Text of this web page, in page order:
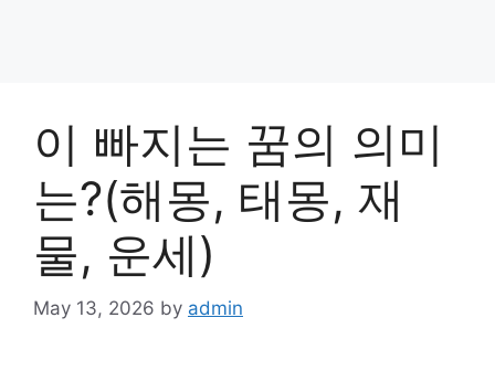
이 빠지는 꿈의 의미
는?(해몽, 태몽, 재
물, 운세)
May 13, 2026 by admin